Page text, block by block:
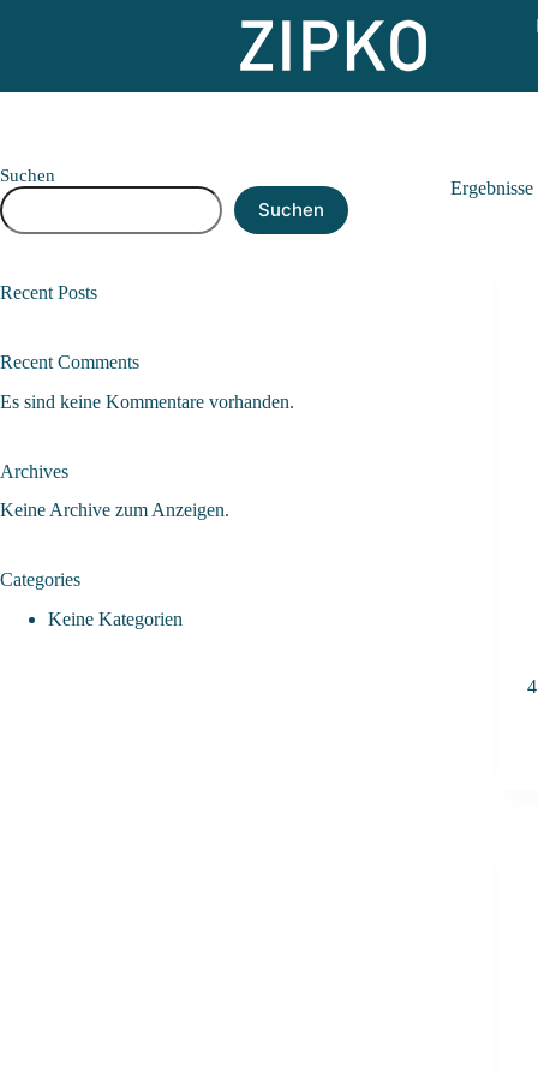
Suchen
Suchen
Recent Posts
Recent Comments
Es sind keine Kommentare vorhanden.
Archives
Keine Archive zum Anzeigen.
Categories
Keine Kategorien